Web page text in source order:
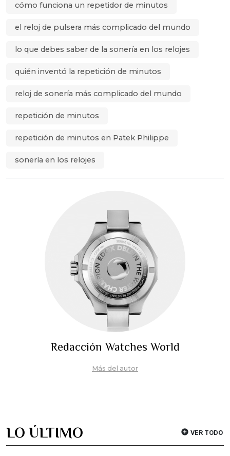
cómo funciona un repetidor de minutos
el reloj de pulsera más complicado del mundo
lo que debes saber de la sonería en los relojes
quién inventó la repetición de minutos
reloj de sonería más complicado del mundo
repetición de minutos
repetición de minutos en Patek Philippe
sonería en los relojes
Redacción Watches World
Más del autor
LO ÚLTIMO VER TODO